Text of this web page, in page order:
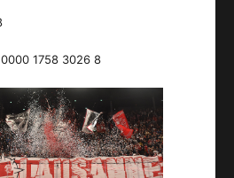
1758 3026 8